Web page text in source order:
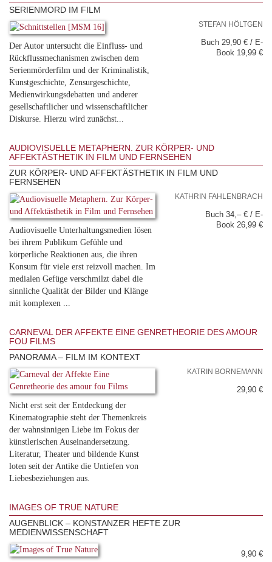
SERIENMORD IM FILM
Der Autor untersucht die Einfluss- und
Rückflussmechanismen zwischen dem
Serienmörderfilm und der Kriminalistik,
Kunstgeschichte, Zensurgeschichte,
Medienwirkungsdebatten und anderer
gesellschaftlicher und wissenschaftlicher
Diskurse. Hierzu wird zunächst...
STEFAN HÖLTGEN
Buch 29,90 € / E-
Book 19,99 €
AUDIOVISUELLE METAPHERN. ZUR KÖRPER- UND
AFFEKTÄSTHETIK IN FILM UND FERNSEHEN
ZUR KÖRPER- UND AFFEKTÄSTHETIK IN FILM UND
FERNSEHEN
Audiovisuelle Unterhaltungsmedien lösen
bei ihrem Publikum Gefühle und
körperliche Reaktionen aus, die ihren
Konsum für viele erst reizvoll machen. Im
medialen Gefüge verschmilzt dabei die
sinnliche Qualität der Bilder und Klänge
mit komplexen ...
KATHRIN FAHLENBRACH
Buch 34,– € / E-
Book 26,99 €
CARNEVAL DER AFFEKTE EINE GENRETHEORIE DES AMOUR
FOU FILMS
PANORAMA – FILM IM KONTEXT
Nicht erst seit der Entdeckung der
Kinematographie steht der Themenkreis
der wahnsinnigen Liebe im Fokus der
künstlerischen Auseinandersetzung.
Literatur, Theater und bildende Kunst
loten seit der Antike die Untiefen von
Liebesbeziehungen aus.
KATRIN BORNEMANN
29,90 €
IMAGES OF TRUE NATURE
AUGENBLICK – KONSTANZER HEFTE ZUR
MEDIENWISSENSCHAFT
9,90 €